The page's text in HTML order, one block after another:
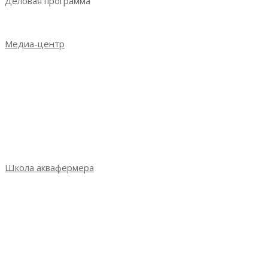
Медиа-центр
Школа аквафермера